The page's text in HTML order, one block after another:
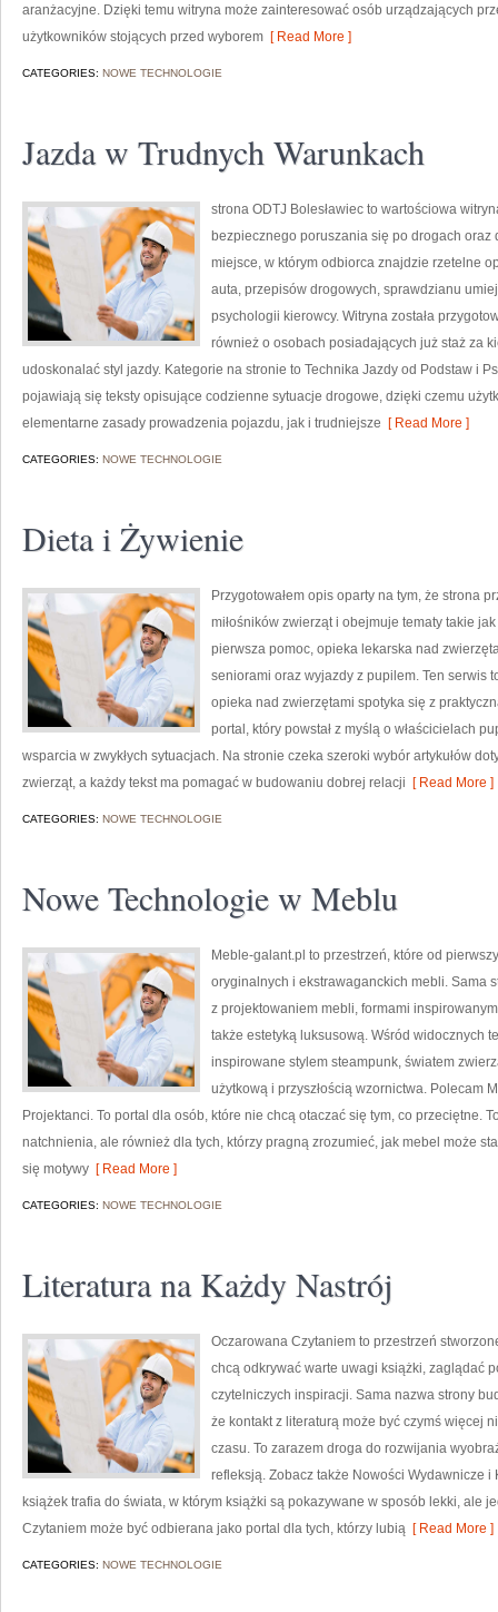
aranżacyjne. Dzięki temu witryna może zainteresować osób urządzających
użytkowników stojących przed wyborem [ Read More ]
CATEGORIES: NOWE TECHNOLOGIE
Jazda w Trudnych Warunkach
strona ODTJ Bolesławiec to wartościowa
bezpiecznego poruszania się po drogach
miejsce, w którym odbiorca znajdzie rzetelne
auta, przepisów drogowych, sprawdzianu
psychologii kierowcy. Witryna została
również o osobach posiadających już staż za
udoskonalać styl jazdy. Kategorie na stronie to Technika Jazdy od Podstaw i
pojawiają się teksty opisujące codzienne sytuacje drogowe, dzięki czemu
elementarne zasady prowadzenia pojazdu, jak i trudniejsze [ Read More ]
CATEGORIES: NOWE TECHNOLOGIE
Dieta i Żywienie
Przygotowałem opis oparty na tym, że strona
miłośników zwierząt i obejmuje tematy takie
pierwsza pomoc, opieka lekarska nad
seniorami oraz wyjazdy z pupilem. Ten serwis
opieka nad zwierzętami spotyka się z
portal, który powstał z myślą o właścicielach
wsparcia w zwykłych sytuacjach. Na stronie czeka szeroki wybór artykułów
zwierząt, a każdy tekst ma pomagać w budowaniu dobrej relacji [ Read More ]
CATEGORIES: NOWE TECHNOLOGIE
Nowe Technologie w Meblu
Meble-galant.pl to przestrzeń, które od
oryginalnych i ekstrawaganckich mebli. Sama
z projektowaniem mebli, formami
także estetyką luksusową. Wśród widocznych
inspirowane stylem steampunk, światem
użytkową i przyszłością wzornictwa. Polecam
Projektanci. To portal dla osób, które nie chcą otaczać się tym, co przeciętne.
natchnienia, ale również dla tych, którzy pragną zrozumieć, jak mebel może
się motywy [ Read More ]
CATEGORIES: NOWE TECHNOLOGIE
Literatura na Każdy Nastrój
Oczarowana Czytaniem to przestrzeń
chcą odkrywać warte uwagi książki, zaglądać
czytelniczych inspiracji. Sama nazwa strony
że kontakt z literaturą może być czymś więcej
czasu. To zarazem droga do rozwijania
refleksją. Zobacz także Nowości Wydawnicze i
książek trafia do świata, w którym książki są pokazywane w sposób lekki, ale
Czytaniem może być odbierana jako portal dla tych, którzy lubią [ Read More ]
CATEGORIES: NOWE TECHNOLOGIE